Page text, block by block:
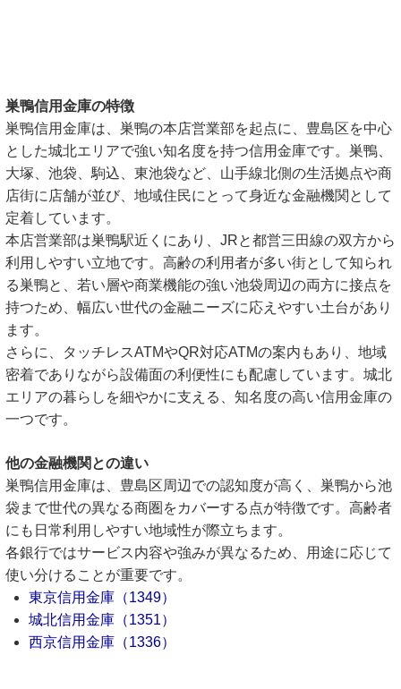
巣鴨信用金庫の特徴
巣鴨信用金庫は、巣鴨の本店営業部を起点に、豊島区を中心
とした城北エリアで強い知名度を持つ信用金庫です。巣鴨、
大塚、池袋、駒込、東池袋など、山手線北側の生活拠点や商
店街に店舗が並び、地域住民にとって身近な金融機関として
定着しています。
本店営業部は巣鴨駅近くにあり、JRと都営三田線の双方から
利用しやすい立地です。高齢の利用者が多い街として知られ
る巣鴨と、若い層や商業機能の強い池袋周辺の両方に接点を
持つため、幅広い世代の金融ニーズに応えやすい土台があり
ます。
さらに、タッチレスATMやQR対応ATMの案内もあり、地域
密着でありながら設備面の利便性にも配慮しています。城北
エリアの暮らしを細やかに支える、知名度の高い信用金庫の
一つです。
他の金融機関との違い
巣鴨信用金庫は、豊島区周辺での認知度が高く、巣鴨から池
袋まで世代の異なる商圏をカバーする点が特徴です。高齢者
にも日常利用しやすい地域性が際立ちます。
各銀行ではサービス内容や強みが異なるため、用途に応じて
使い分けることが重要です。
東京信用金庫（1349）
城北信用金庫（1351）
西京信用金庫（1336）